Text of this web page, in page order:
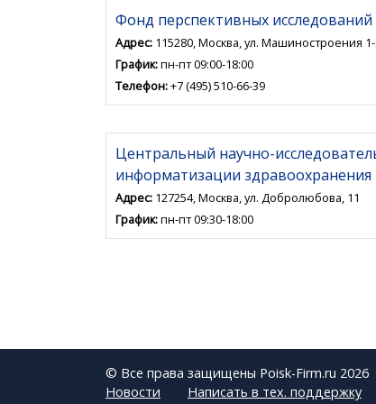
Фонд перспективных исследований
Адрес: 115280, Москва, ул. Машиностроения
График:пн-пт 09:00-18:00
Телефон:+7 (495) 510-66-39
Центральный научно-
информатизации
Адрес: 127254, Москва, ул. Добролюбова, 11
График:пн-пт 09:30-18:00
© Все права защищены Poisk-Firm.ru 2026
Новости
Написать в тех. поддержку